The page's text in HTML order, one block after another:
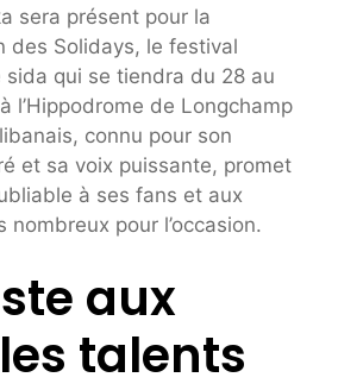
sera présent pour la
des Solidays, le festival
sida qui se tiendra du 28 au
l’Hippodrome de Longchamp
connu pour son
et sa voix puissante, promet
à ses fans et aux
nombreux pour l’occasion.
aux
talents